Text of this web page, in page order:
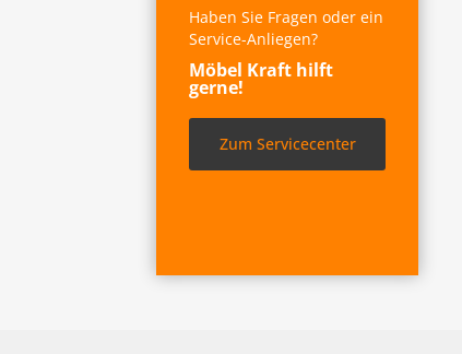
Haben Sie Fragen oder ein
Service-Anliegen?
Möbel Kraft hilft
gerne!
Zum Servicecenter